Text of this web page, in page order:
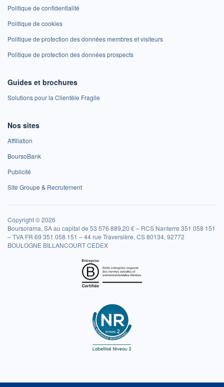
Politique de confidentialité
Politique de cookies
Politique de protection des données membres et visiteurs
Politique de protection des données prospects
Guides et brochures
Solutions pour la Clientèle Fragile
Nos sites
Affiliation
BoursoBank
Publicité
Site Groupe & Recrutement
Copyright © 2026
Boursorama, SA au capital de 53 576 889,20 € – RCS Nanterre 351 058 151
– TVA FR 69 351 058 151 – 44 rue Traversière, CS 80134, 92772
BOULOGNE BILLANCOURT CEDEX